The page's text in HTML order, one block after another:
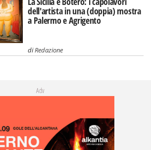
dell'artista in una (doppia) mostra
a Palermo e Agrigento
diRedazione
Adv